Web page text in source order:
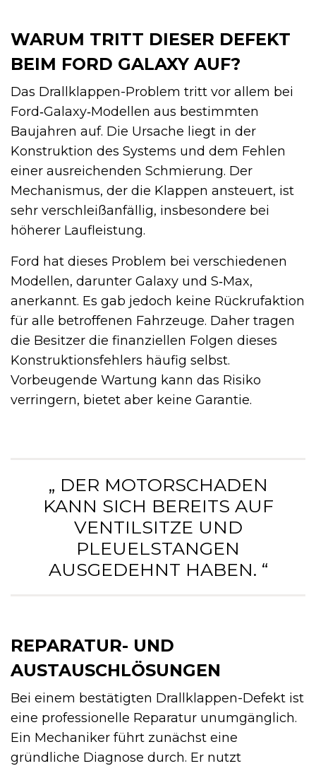
WARUM TRITT DIESER DEFEKT
BEIM FORD GALAXY AUF?
Das Drallklappen-Problem tritt vor allem bei
Ford‑Galaxy‑Modellen aus bestimmten
Baujahren auf. Die Ursache liegt in der
Konstruktion des Systems und dem Fehlen
einer ausreichenden Schmierung. Der
Mechanismus, der die Klappen ansteuert, ist
sehr verschleißanfällig, insbesondere bei
höherer Laufleistung.
Ford hat dieses Problem bei verschiedenen
Modellen, darunter Galaxy und S‑Max,
anerkannt. Es gab jedoch keine Rückrufaktion
für alle betroffenen Fahrzeuge. Daher tragen
die Besitzer die finanziellen Folgen dieses
Konstruktionsfehlers häufig selbst.
Vorbeugende Wartung kann das Risiko
verringern, bietet aber keine Garantie.
„ DER MOTORSCHADEN
KANN SICH BEREITS AUF
VENTILSITZE UND
PLEUELSTANGEN
AUSGEDEHNT HABEN. “
REPARATUR- UND
AUSTAUSCHLÖSUNGEN
Bei einem bestätigten Drallklappen-Defekt ist
eine professionelle Reparatur unumgänglich.
Ein Mechaniker führt zunächst eine
gründliche Diagnose durch. Er nutzt